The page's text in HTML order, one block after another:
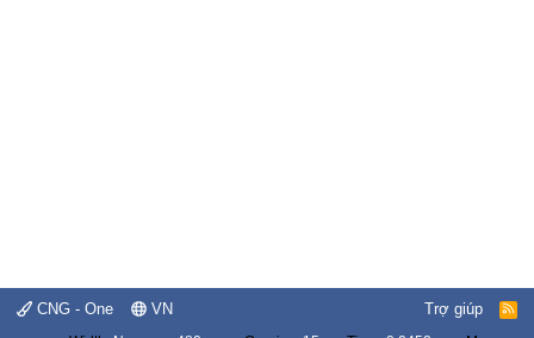
CNG - One VN Trợ giúp
R